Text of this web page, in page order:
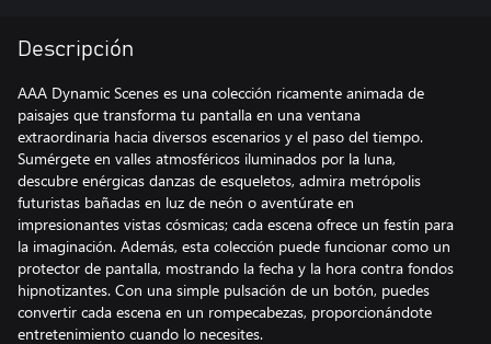
Descripción
AAA Dynamic Scenes es una colección ricamente animada de
paisajes que transforma tu pantalla en una ventana
extraordinaria hacia diversos escenarios y el paso del tiempo.
Sumérgete en valles atmosféricos iluminados por la luna,
descubre enérgicas danzas de esqueletos, admira metrópolis
futuristas bañadas en luz de neón o aventúrate en
impresionantes vistas cósmicas; cada escena ofrece un festín para
la imaginación. Además, esta colección puede funcionar como un
protector de pantalla, mostrando la fecha y la hora contra fondos
hipnotizantes. Con una simple pulsación de un botón, puedes
convertir cada escena en un rompecabezas, proporcionándote
entretenimiento cuando lo necesites.